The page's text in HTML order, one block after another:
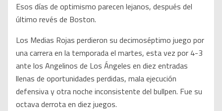
Esos días de optimismo parecen lejanos, después del
último revés de Boston.
Los Medias Rojas perdieron su decimoséptimo juego por
una carrera en la temporada el martes, esta vez por 4-3
ante los Angelinos de Los Ángeles en diez entradas
llenas de oportunidades perdidas, mala ejecución
defensiva y otra noche inconsistente del bullpen. Fue su
octava derrota en diez juegos.